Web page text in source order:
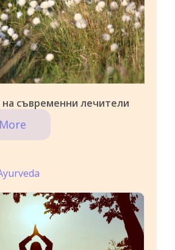
съвременни лечители